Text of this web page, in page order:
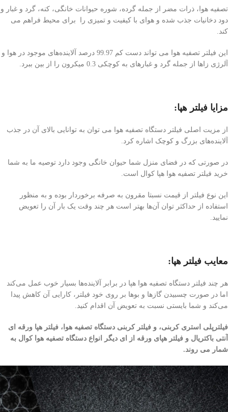
تصفیه هوا، ذرات مضر از جمله گرده، شوره حیوانات خانگی، کنه، گرد و غبار و
دود دخانیات جذب شده و هوای با کیفیت و تمیزی را برای محیط فراهم می
کند.
این فیلتر تصفیه هوا می تواند دست کم 99.97 درصد آلاینده‌های موجود در هوا و
آلرژی زا‌ها از جمله گرد و غبارهای به کوچکی 0.3 میکرون را از بین ببرد.
مزایا فیلتر هپا:
از مزیت اصلی فیلتر دستگاه تصفیه هوا می توان به توانایی بالای آن در جذب
آلاینده‌های بزرگ و کوچک اشاره کرد.
در صورتی که در فضای منزل شما حیوان خانگی وجود دارد توصیه ما به شما
خرید فیلتر تصفیه هوا هپا کوال است.
این نوع فیلتر از قیمت نسبتا مقرون به صرفه برخوردار بوده و به منظور
استفاده از حداکثر توان آن‌ها بهتر است هر چند وقت یک بار آن را تعویض
نمایید.
معایب فیلتر هپا:
هر چند فیلتر دستگاه تصفیه هوا هپا در برابر آلاینده‌ها بسیار خوب عمل می‌کند
اما در صورت چسبیدن گاز‌ها و بوها بر روی خود فیلتر، کارایی آن کاهش پیدا
می‌کند و شما بایستی نسبت به تعویض آن اقدام کنید.
فیلترپلی استری کربنی، و فیلتر کربنی دستگاه تصفیه هوا، فیلتر هپا ورقه ای
آنتی باکتریال و فیلتر هپای ورقه از ای دیگر انواع دستگاه تصفیه هوا کوال به
شمار می روند.